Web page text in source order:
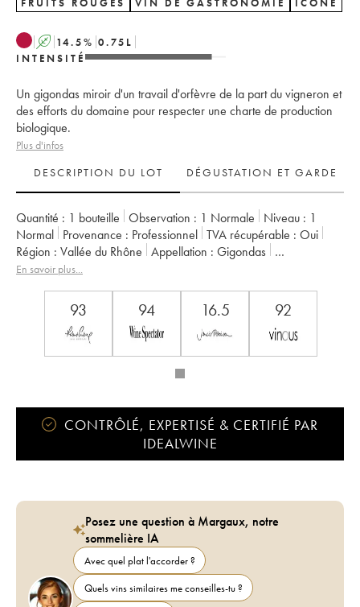
A 14.5% 0.75 L
INTENSITÉ
Un gigondas miroir d'un travail d'orfèvre de la part du vigneron et
des efforts du domaine pour respecter une charte de production
biologique.
Plus d'infos
DESCRIPTION DU LOT
DÉGUSTATION ET GARDE
Quantité : 1 bouteille Observation : 1 Normale Niveau : 1
Normal
Provenance : professionnel TVA récupérable :
oui
Région :
Vallée du Rhône Appellation :
Gigondas
Propriétaire :
En savoir plus...
93 94 16.5 92
CONTRÔLÉ, EXPERTISÉ & CERTIFIÉ PAR
IDEALWINE
Posez une question à Margaux, notre
sommelière IA
Avec quel plat l'accorder ?
Quels vins similaires me conseilles-tu ?